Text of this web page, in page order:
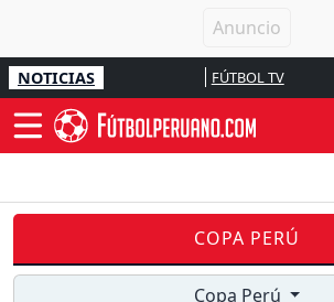
NOTICIAS FÚTBOL TV
COPA PERÚ
Copa Perú